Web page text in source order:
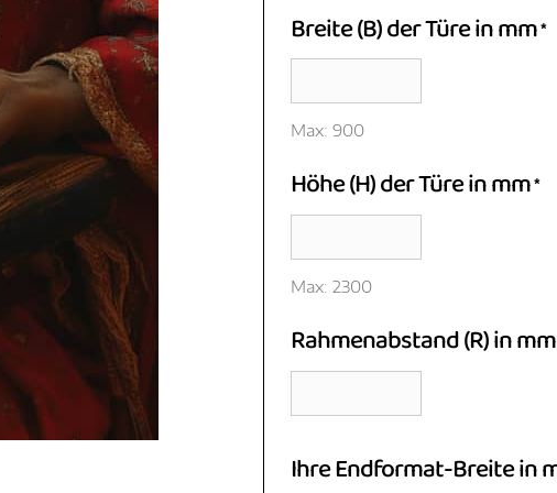
Breite (B) der Türe in mm*
Max: 900
Höhe (H) der Türe in mm*
Max: 2300
Rahmenabstand (R) in mm
Ihre Endformat-Breite in